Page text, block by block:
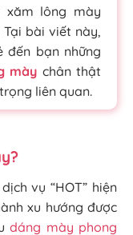
xăm lông mày
bài viết này,
đến bạn những
mày chân thật
liên quan.
vụ “HOT” hiện
xu hướng được
dáng mày phong